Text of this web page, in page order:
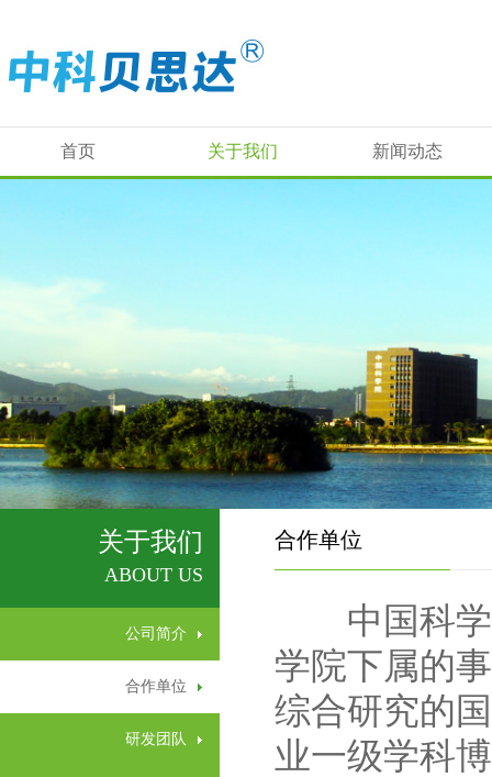
首页 关于我们 新闻动态
关于我们
ABOUT US
公司简介
合作单位
研发团队
合作单位
中国科学
学院下属的
综合研究的
业一级学科